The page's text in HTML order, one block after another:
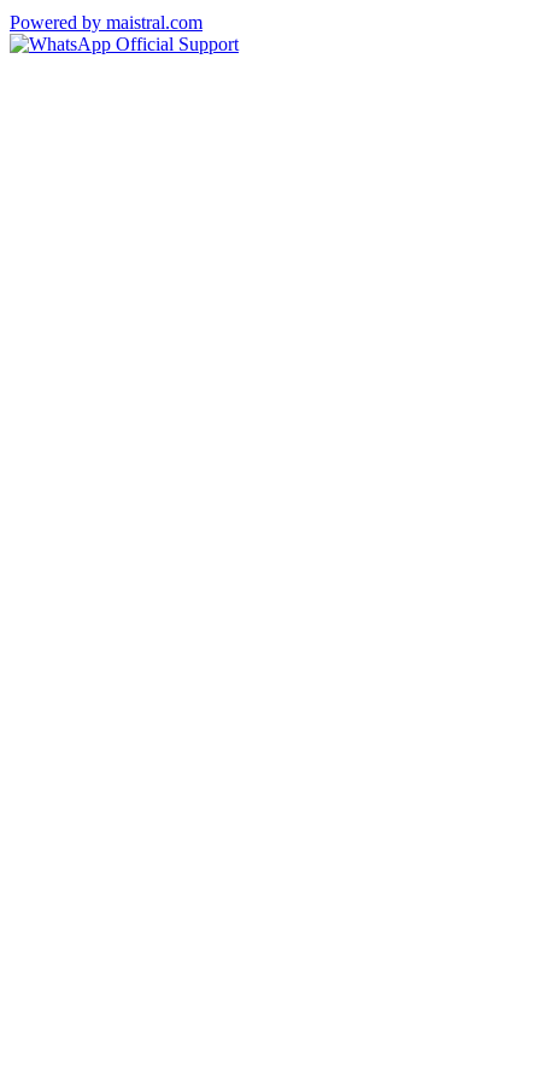
Powered by maistral.com